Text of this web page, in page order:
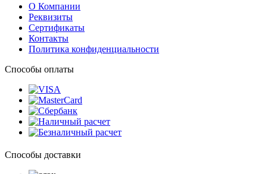
О Компании
Реквизиты
Сертификаты
Контакты
Политика конфиденциальности
Способы оплаты
Способы доставки